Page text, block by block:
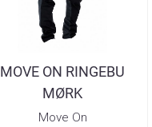
MOVE ON RINGEBU
MØRK
GRÅ/SORT/TIGER
Move On